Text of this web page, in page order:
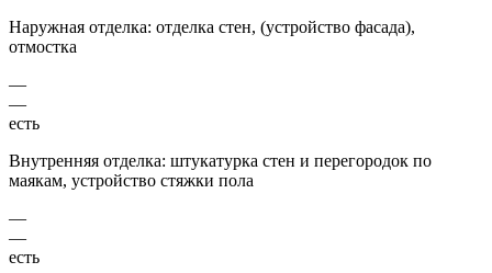
Наружная отделка: отделка стен, (устройство фасада),
отмостка
—
—
есть
Внутренняя отделка: штукатурка стен и перегородок по
маякам, устройство стяжки пола
—
—
есть